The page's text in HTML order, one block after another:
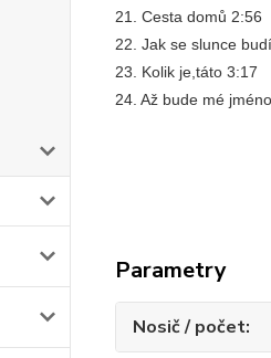
21. Cesta domů 2:56
22. Jak se slunce
23. Kolik je,táto 3:17
24. Až bude mé
Parametry
Nosič / počet